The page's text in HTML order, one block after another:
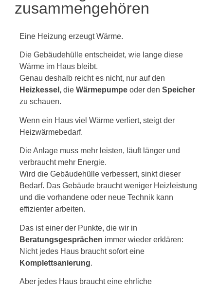
zusammengehören
Eine Heizung erzeugt Wärme.
Die Gebäudehülle entscheidet, wie lange diese
Wärme im Haus bleibt.
Genau deshalb reicht es nicht, nur auf den
Heizkessel, die Wärmepumpe oder den Speicher
zu schauen.
Wenn ein Haus viel Wärme verliert, steigt der
Heizwärmebedarf.
Die Anlage muss mehr leisten, läuft länger und
verbraucht mehr Energie.
Wird die Gebäudehülle verbessert, sinkt dieser
Bedarf. Das Gebäude braucht weniger Heizleistung
und die vorhandene oder neue Technik kann
effizienter arbeiten.
Das ist einer der Punkte, die wir in
Beratungsgesprächen immer wieder erklären:
Nicht jedes Haus braucht sofort eine
Komplettsanierung.
Aber jedes Haus braucht eine ehrliche